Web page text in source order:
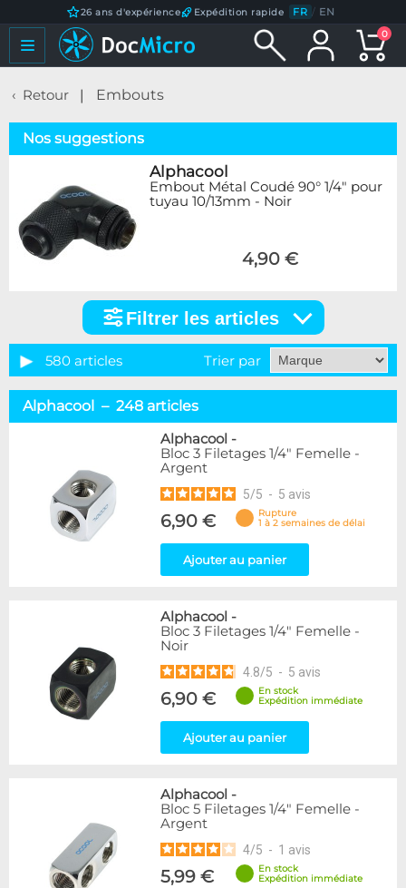
26 ans d'expérience Expédition rapide FR / EN
0
Retour Embouts
Nos suggestions
Alphacool
Embout Métal Coudé 90° 1/4" pour
tuyau 10/13mm - Noir
4,90 €
articles
Catégorie
Embouts tuyaux souples
Embouts tubes rigides
110
18
Adaptateurs
338
Marque
Alphacool
52
55
10
142
KooLance
Monsoon
9
Nanoxia
PrimoChill
9
31
216
Noir/Nickel
28
Or
1
Rouge
Filtrer les articles
580 articles Trier par
Alphacool – 248 articles
Alphacool -
Bloc 3 Filetages 1/4" Femelle -
Argent
5/5 - 5 avis
6,90 €
Rupture
1 à 2 semaines de délai
Ajouter au panier
Alphacool -
Bloc 3 Filetages 1/4" Femelle -
Noir
4.8/5 - 5 avis
6,90 €
En stock
Expédition immédiate
Ajouter au panier
Alphacool -
Bloc 5 Filetages 1/4" Femelle -
Argent
4/5 - 1 avis
5,99 €
En stock
Expédition immédiate